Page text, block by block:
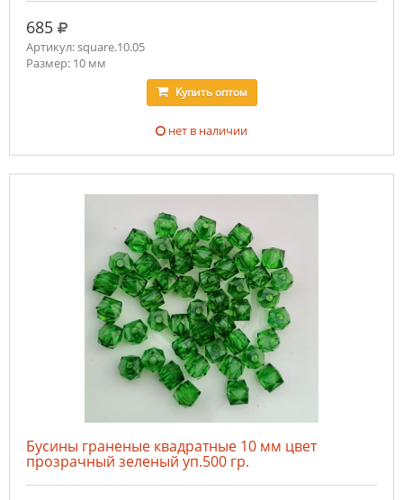
685 руб.
Артикул: square.10.05
Размер: 10 мм
Купитьоптом
нет в наличии
Бусины граненые квадратные 10 мм цвет
прозрачный зеленый уп.500 гр.